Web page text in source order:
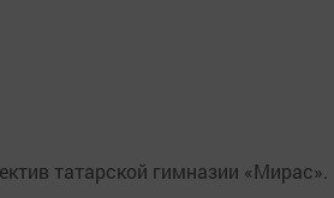
татарской гимназии «Мирас».